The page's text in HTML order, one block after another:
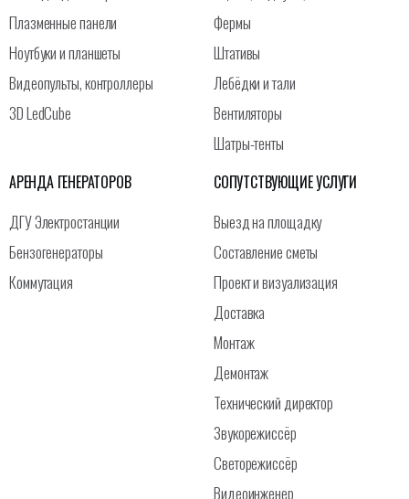
Плазменные панели
Ноутбуки и планшеты
Видеопульты, контроллеры
3D LedCube
Фермы
Штативы
Лебёдки и тали
Вентиляторы
Шатры-тенты
АРЕНДА ГЕНЕРАТОРОВ
ДГУ Электростанции
Бензогенераторы
Коммутация
СОПУТСТВУЮЩИЕ УСЛУГИ
Выезд на площадку
Составление сметы
Проект и визуализация
Доставка
Монтаж
Демонтаж
Технический директор
Звукорежиссёр
Светорежиссёр
Видеоинженер